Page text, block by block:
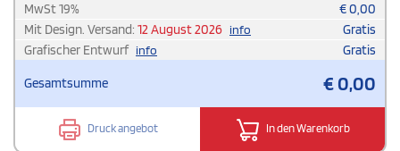
MwSt19% €0,00
Mit Design. Versand: 12 August 2026 info
Gratis
Grafischer Entwurf info Gratis
Gesamtsumme €0,00
Druck angebot In den Warenkorb